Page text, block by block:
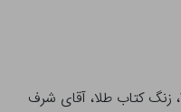
آدرس تحویل حضوری سفارشات: میدان انقلاب، خیابان انقلاب، خیابان ۱۲ فروردین، خیابان شهدای ژاندارمری غربی، بن بست گرانفر، پلاک۱، طبقه۳، زنگ کتاب طلا، آقای شرف